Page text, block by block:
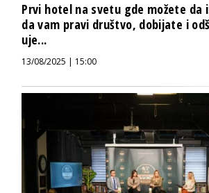
Prvi hotel na svetu gde možete da
da vam pravi društvo, dobijate i
uje...
13/08/2025 | 15:00